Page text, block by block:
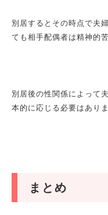
別居するとその時点で夫
ても相手配偶者は精神的
別居後の性関係によって
本的に応じる必要はありま
まとめ